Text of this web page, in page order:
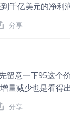
千亿美元的净利
分享
先留意一下95这个
量减少也是看得
分享